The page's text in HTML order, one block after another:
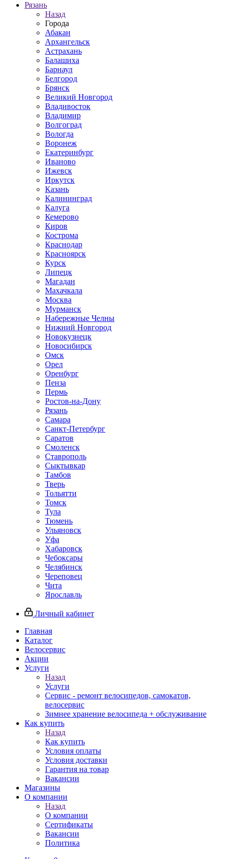
Рязань
Назад
Города
Абакан
Архангельск
Астрахань
Балашиха
Барнаул
Белгород
Брянск
Великий Новгород
Владивосток
Владимир
Волгоград
Вологда
Воронеж
Екатеринбург
Иваново
Ижевск
Иркутск
Казань
Калининград
Калуга
Кемерово
Киров
Кострома
Краснодар
Красноярск
Курск
Липецк
Магадан
Махачкала
Москва
Мурманск
Набережные Челны
Нижний Новгород
Новокузнецк
Новосибирск
Омск
Орел
Оренбург
Пенза
Пермь
Ростов-на-Дону
Рязань
Самара
Санкт-Петербург
Саратов
Смоленск
Ставрополь
Сыктывкар
Тамбов
Тверь
Тольятти
Томск
Тула
Тюмень
Ульяновск
Уфа
Хабаровск
Чебоксары
Челябинск
Череповец
Чита
Ярославль
Личный кабинет
Главная
Каталог
Велосервис
Акции
Услуги
Назад
Услуги
Сервис - ремонт велосипедов, самокатов,
велосервис
Зимнее хранение велосипеда + обслуживание
Как купить
Назад
Как купить
Условия оплаты
Условия доставки
Гарантия на товар
Вакансии
Магазины
О компании
Назад
О компании
Сертификаты
Вакансии
Политика